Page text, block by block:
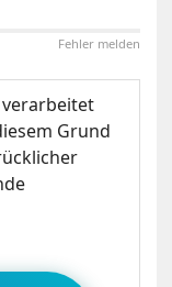
Fehler melden
verarbeitet
Grund